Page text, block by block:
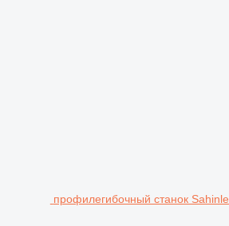
профилегибочный станок